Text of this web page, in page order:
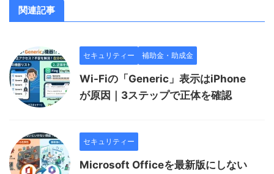
関連記事
セキュリティー 補助金・助成金
Wi-Fiの「Generic」表示はiPhone
が原因｜3ステップで正体を確認
セキュリティー
Microsoft Officeを最新版にしない